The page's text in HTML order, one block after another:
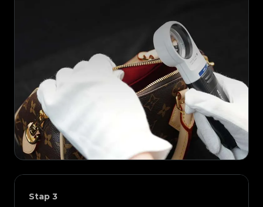
Stap 3